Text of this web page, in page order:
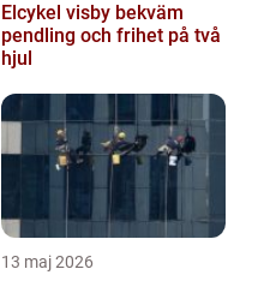
Elcykel visby bekväm
pendling och frihet på två
hjul
13 maj 2026